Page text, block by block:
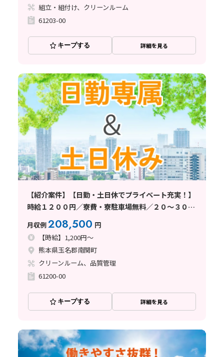
組立・組付け、クリーンルーム
61203-00
キープする 詳細を見る
【紹介案件】【日勤・土日休でプライベート充実！】
時給１２００円／寮費・寮駐車場無料／２０～３０代
未経験者活躍中！
月収例208,500 円
【時給】1,200円～
熊本県玉名郡南関町
クリーンルーム、品質管理
61200-00
キープする 詳細を見る